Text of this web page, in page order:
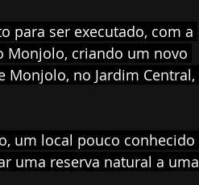
para ser executado, com a
Monjolo, criando um novo
Monjolo, no Jardim Central,
um local pouco conhecido
uma reserva natural a uma